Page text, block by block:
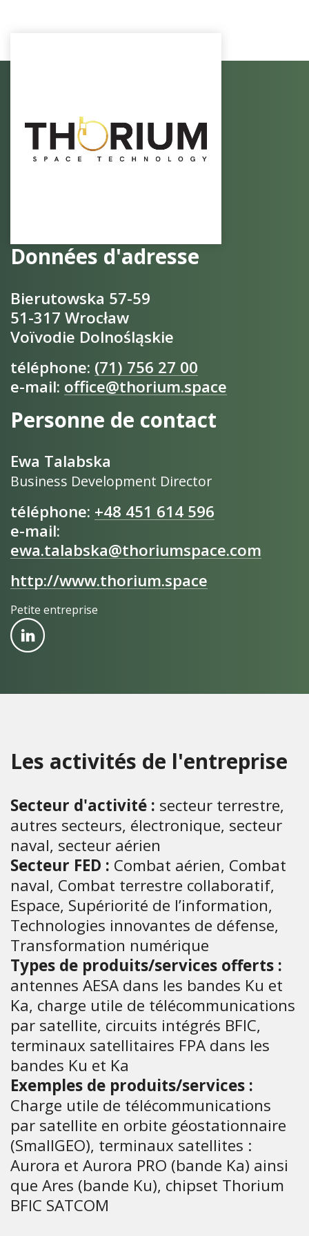
Données d'adresse
Bierutowska 57-59
51-317 Wrocław
Voïvodie Dolnośląskie
téléphone: (71) 756 27 00
e-mail: office@thorium.space
Personne de contact
Ewa Talabska
Business Development Director
téléphone: +48 451 614 596
e-mail:
ewa.talabska@thoriumspace.com
http://www.thorium.space
Petite entreprise
Les activités de l'entreprise
Secteur d'activité : secteur terrestre,
autres secteurs, électronique, secteur
naval, secteur aérien
Secteur FED : Combat aérien, Combat
naval, Combat terrestre collaboratif,
Espace, Supériorité de l’information,
Technologies innovantes de défense,
Transformation numérique
Types de produits/services offerts :
antennes AESA dans les bandes Ku et
Ka, charge utile de télécommunications
par satellite, circuits intégrés BFIC,
terminaux satellitaires FPA dans les
bandes Ku et Ka
Exemples de produits/services :
Charge utile de télécommunications
par satellite en orbite géostationnaire
(SmallGEO), terminaux satellites :
Aurora et Aurora PRO (bande Ka) ainsi
que Ares (bande Ku), chipset Thorium
BFIC SATCOM